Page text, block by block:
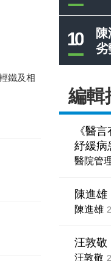
10
劣
編輯
《醫
紓緩病
醫院管
陳進雄
陳進雄
汪敦
汪敦敬
鐵及相